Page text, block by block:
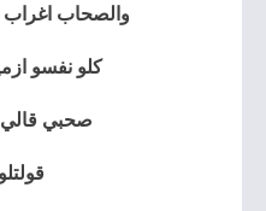
والصحاب اغراب
كلو نفسو
صحبي قالي